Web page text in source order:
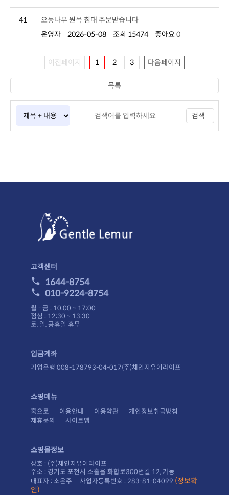
41
오동나무 원목 침대 주문받습니다
운영자
2026-05-08 조회 15474 좋아요 0
이전페이지 1 2 3 다음페이지
검색
목록
고객센터
1644-8754
010-9224-8754
월 - 금 : 10:00 ~ 17:00
점심 : 12:30 ~ 13:30
토, 일, 공휴일 휴무
입금계좌
기업은행 008-178793-04-017(주)체인지유어라이프
쇼핑메뉴
홈으로 이용안내 이용약관
개인정보취급방침
제휴문의
사이트맵
쇼핑몰정보
상호 : (주)체인지유어라이프
주소 : 경기도 포천시 소홀읍 화합로300번길 12, 가동
대표자 : 소은주 사업자등록번호 : 283-81-04099
인)